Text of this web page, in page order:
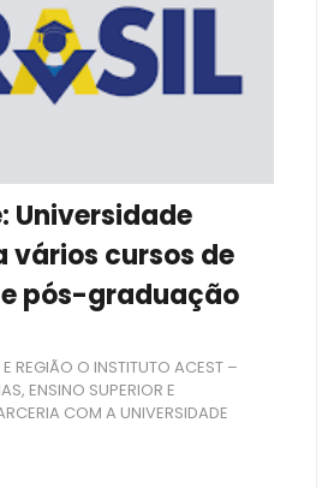
Universidade
vários cursos de
pós-graduação
REGIÃO O INSTITUTO ACEST –
ENSINO SUPERIOR E
COM A UNIVERSIDADE